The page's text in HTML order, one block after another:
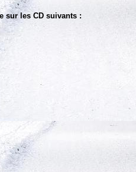
sur les CD suivants :